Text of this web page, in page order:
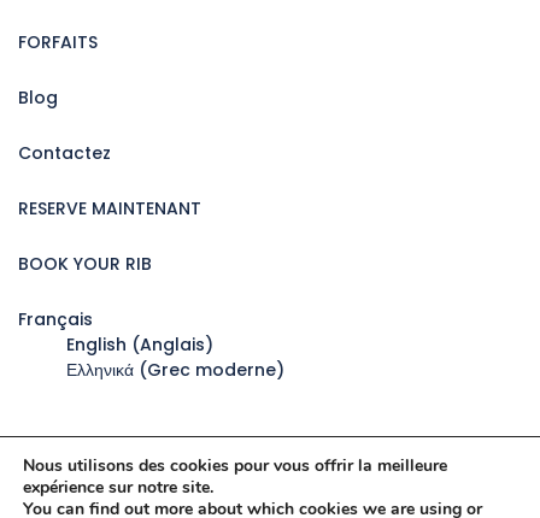
FORFAITS
Blog
Contactez
RESERVE MAINTENANT
BOOK YOUR RIB
Français
English (Anglais)
Ελληνικά (Grec moderne)
Copyright © 2026 parMilos Adventures
Nous utilisons des cookies pour vous offrir la meilleure
expérience sur notre site.
You can find out more about which cookies we are using or